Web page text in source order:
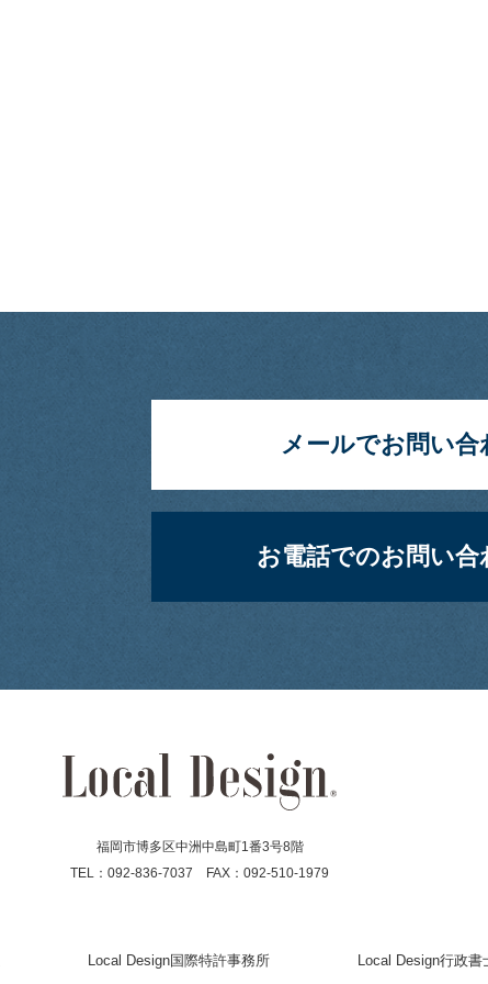
メールでお問い合
お電話でのお問い合
福岡市博多区中洲中島町1番3号8階
TEL：092-836-7037 FAX：092-510-1979
Local Design国際特許事務所 Local Design行政書